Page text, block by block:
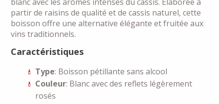
partir de raisins de qualité et de cassis naturel, cette
boisson offre une alternative élégante et fruitée aux
vins traditionnels.
Caractéristiques
Type: Boisson pétillante sans alcool
Couleur: Blanc avec des reflets légèrement
rosés